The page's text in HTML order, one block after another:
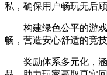
私，确保用户畅玩无后顾
构建绿色公平的游戏
畅，营造安心舒适的竞技
奖励体系多元化，涵